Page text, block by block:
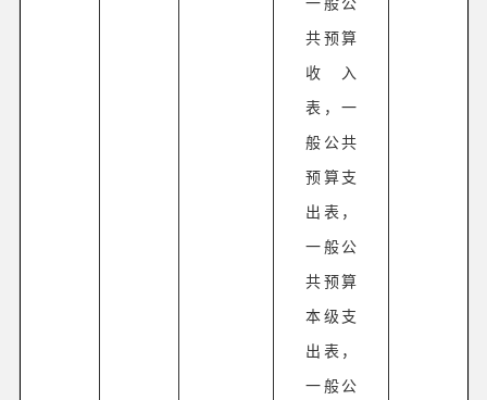
共预算
收入
表，一
般公共
预算支
出表，
一般公
共预算
本级支
出表，
一般公